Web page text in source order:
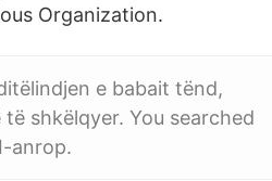
Organization.
e babait tënd,
shkëlqyer. You searched
anrop.